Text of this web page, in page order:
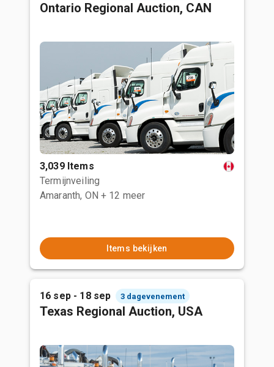
Ontario Regional Auction, CAN
3,039 Items
Termijnveiling
Amaranth, ON + 12 meer
Items bekijken
16 sep - 18 sep 3 dagevenement
Texas Regional Auction, USA